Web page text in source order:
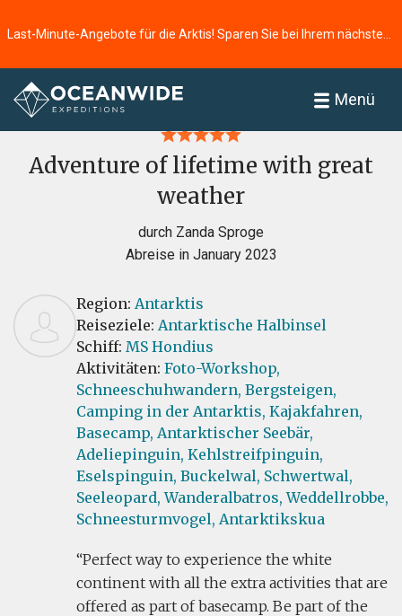
Menü
Startseite
Adventure of lifetime with great
weather
durch Zanda Sproge
Abreise in January 2023
Region: Antarktis
Reiseziele: Antarktische Halbinsel
Schiff: MS Hondius
Aktivitäten: Foto-Workshop,
Schneeschuhwandern, Bergsteigen,
Camping in der Antarktis, Kajakfahren,
Basecamp, Antarktischer Seebär,
Adeliepinguin, Kehlstreifpinguin,
Eselspinguin, Buckelwal, Schwertwal,
Seeleopard, Wanderalbatros, Weddellrobbe,
Schneesturmvogel, Antarktikskua
Perfect way to experience the white
continent with all the extra activities that are
offered as part of basecamp. Be part of the